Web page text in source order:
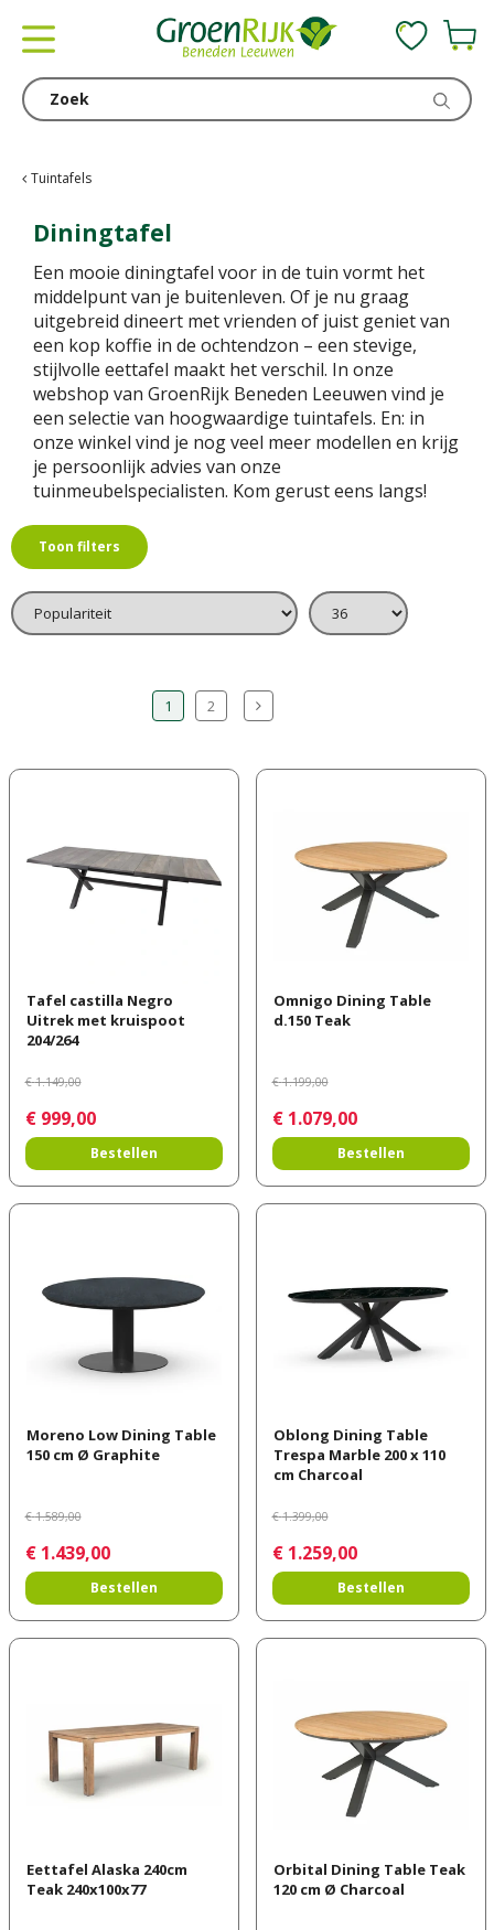
Tuintafels
Diningtafel
Een mooie diningtafel voor in de tuin vormt het
middelpunt van je buitenleven. Of je nu graag
uitgebreid dineert met vrienden of juist geniet van
een kop koffie in de ochtendzon – een stevige,
stijlvolle eettafel maakt het verschil. In onze
webshop van GroenRijk Beneden Leeuwen vind je
een selectie van hoogwaardige tuintafels. En: in
onze winkel vind je nog veel meer modellen en krijg
je persoonlijk advies van onze
tuinmeubelspecialisten. Kom gerust eens langs!
Toon filters
1 2
Tafel castilla Negro
Uitrek met kruispoot
204/264
€ 1.149,00
€ 999,00
Bestellen
Omnigo Dining Table
d.150 Teak
€ 1.199,00
€ 1.079,00
Bestellen
Moreno Low Dining Table
150 cm Ø Graphite
€ 1.589,00
€ 1.439,00
Bestellen
Oblong Dining Table
Trespa Marble 200 x 110
cm Charcoal
€ 1.399,00
€ 1.259,00
Bestellen
Eettafel Alaska 240cm
Teak 240x100x77
Orbital Dining Table Teak
120 cm Ø Charcoal